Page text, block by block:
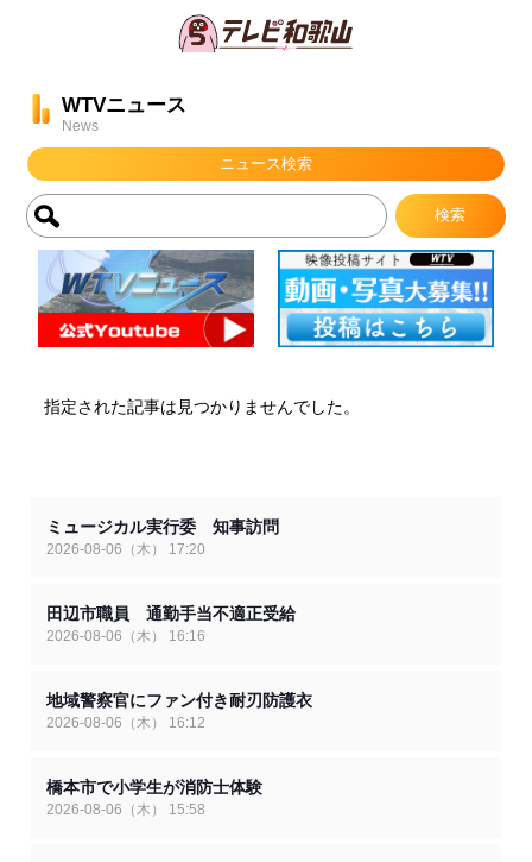
WTVニュース
News
ニュース検索
指定された記事は見つかりませんでした。
ミュージカル実行委 知事訪問
2026-08-06（木） 17:20
田辺市職員 通勤手当不適正受給
2026-08-06（木） 16:16
地域警察官にファン付き耐刃防護衣
2026-08-06（木） 16:12
橋本市で小学生が消防士体験
2026-08-06（木） 15:58